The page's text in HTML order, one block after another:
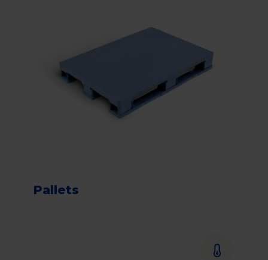
Pallets